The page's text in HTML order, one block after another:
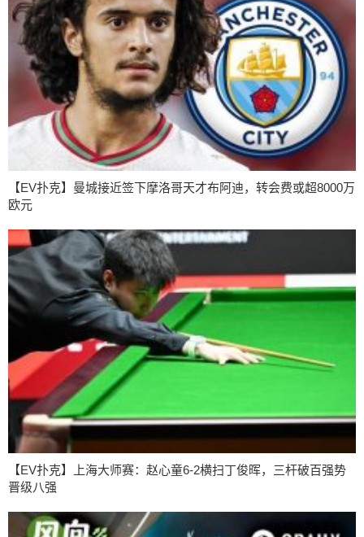
【EV扑克】曼城接近签下摩洛哥天才布阿迪，转会费或超8000万
欧元
【EV扑克】上海大师赛：赵心童6-2横扫丁俊晖，三杆破百强势
晋级八强